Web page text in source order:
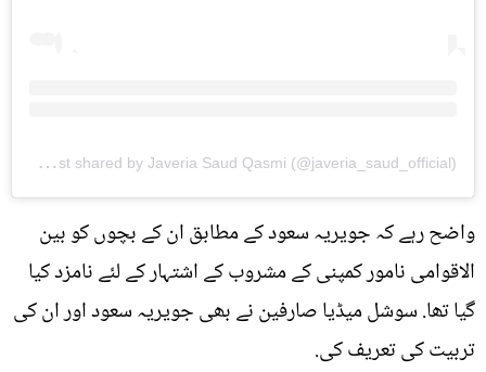
A
post shared by Javeria Saud Qasmi (@javeria_saud_official)
واضح رہے کہ جویریہ سعود کے مطابق ان کے بچوں کو بین
الاقوامی نامور کمپنی کے مشروب کے اشتہار کے لئے نامزد کیا
گیا تھا. سوشل میڈیا صارفین نے بھی جویریہ سعود اور ان کی
تربیت کی تعریف کی.